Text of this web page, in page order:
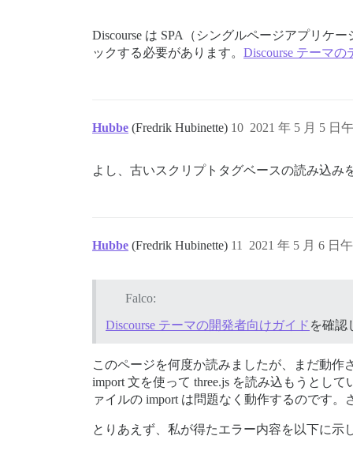
Discourse は SPA（シングルページアプリケ
ックする必要があります。 Discourse テーマ
Hubbe (Fredrik Hubinette) 2021 年 5 月 5 日
10
よし、古いスクリプトタグベースの読み込
Hubbe (Fredrik Hubinette) 2021 年 5 月 6 日
11
Falco:
Discourse テーマの開発者向けガイド を確認
このページを何度か読みましたが、まだ動作
import 文を使って three.js を読み込もうとし
ァイルの import は問題なく動作するのです
とりあえず、私が得たエラー内容を以下に